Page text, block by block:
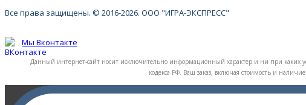
Все права защищены. © 2016-2026. ООО "ИГРА-ЭКСПРЕСС"
Мы Вконтакте
Данный интернет-сайт носит исключительно информационный характер и ни при каких
кодекса РФ. Ваш заказ, включая стоимость и